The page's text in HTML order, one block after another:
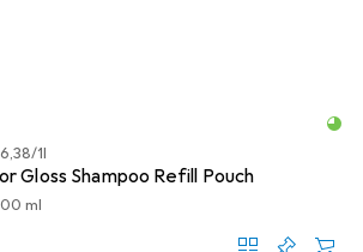
/1l
Gloss Shampoo Refill Pouch
ml